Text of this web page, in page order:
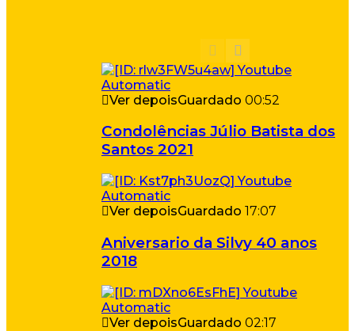
Ver depoisGuardado 00:52
Condolências Júlio Batista dos
Santos 2021
Ver depoisGuardado 17:07
Aniversario da Silvy 40 anos
2018
Ver depoisGuardado 02:17